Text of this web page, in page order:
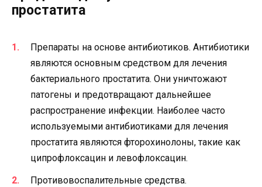
простатита
Препараты на основе антибиотиков. Антибиотики
являются основным средством для лечения
бактериального простатита. Они уничтожают
патогены и предотвращают дальнейшее
распространение инфекции. Наиболее часто
используемыми антибиотиками для лечения
простатита являются фторохинолоны, такие как
ципрофлоксацин и левофлоксацин.
Противовоспалительные средства.